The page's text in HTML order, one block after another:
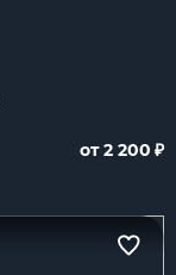
от 2 200 ₽